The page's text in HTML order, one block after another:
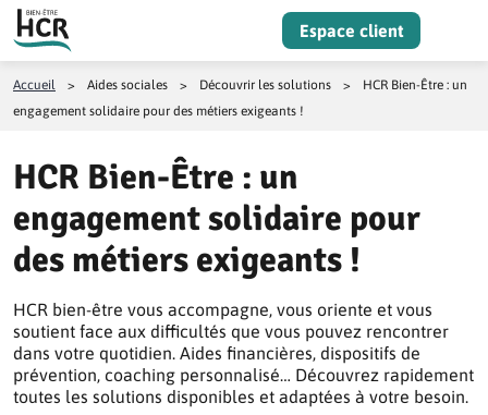
Aller au contenu
Espace client
Accueil > Aides sociales > Découvrir les solutions >
HCR Bien-Être : un
engagement solidaire pour des métiers exigeants !
HCR Bien-Être : un
engagement solidaire pour
des métiers exigeants !
HCR bien-être vous accompagne, vous oriente et vous
soutient face aux difficultés que vous pouvez rencontrer
dans votre quotidien. Aides financières, dispositifs de
prévention, coaching personnalisé… Découvrez rapidement
toutes les solutions disponibles et adaptées à votre besoin.